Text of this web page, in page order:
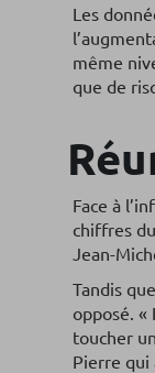
Les
même
que de
Face à
chiffres
Jean-
Tandis
opposé.
toucher
Pierre qui